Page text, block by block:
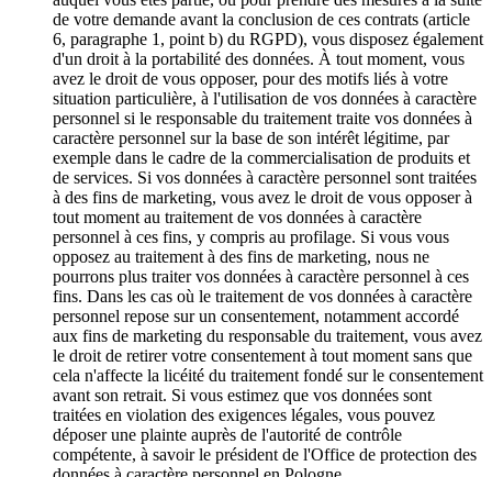
de votre demande avant la conclusion de ces contrats (article
6, paragraphe 1, point b) du RGPD), vous disposez également
d'un droit à la portabilité des données. À tout moment, vous
avez le droit de vous opposer, pour des motifs liés à votre
situation particulière, à l'utilisation de vos données à caractère
personnel si le responsable du traitement traite vos données à
caractère personnel sur la base de son intérêt légitime, par
exemple dans le cadre de la commercialisation de produits et
de services. Si vos données à caractère personnel sont traitées
à des fins de marketing, vous avez le droit de vous opposer à
tout moment au traitement de vos données à caractère
personnel à ces fins, y compris au profilage. Si vous vous
opposez au traitement à des fins de marketing, nous ne
pourrons plus traiter vos données à caractère personnel à ces
fins. Dans les cas où le traitement de vos données à caractère
personnel repose sur un consentement, notamment accordé
aux fins de marketing du responsable du traitement, vous avez
le droit de retirer votre consentement à tout moment sans que
cela n'affecte la licéité du traitement fondé sur le consentement
avant son retrait. Si vous estimez que vos données sont
traitées en violation des exigences légales, vous pouvez
déposer une plainte auprès de l'autorité de contrôle
compétente, à savoir le président de l'Office de protection des